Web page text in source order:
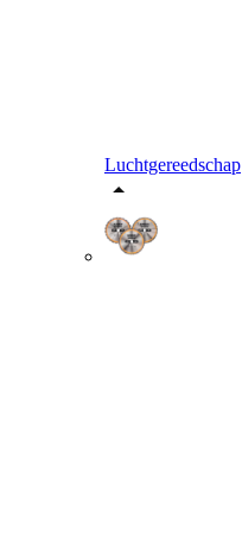
Luchtgereedschap